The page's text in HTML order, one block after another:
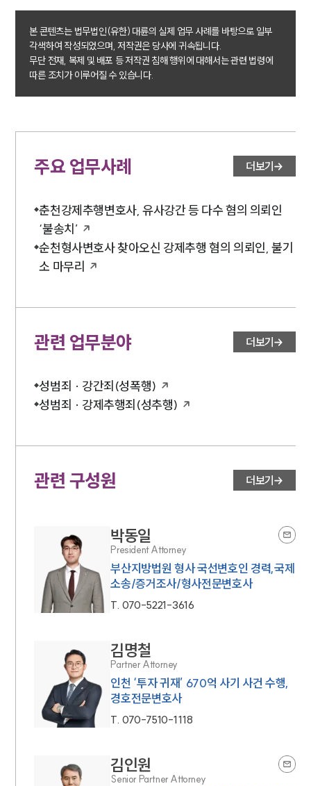
업무사례
형사 주요 업무사례
사례분석/최신동향
형사 법률정보
업무분야
형사그룹 업무
전체
구성원 소개
소식/자료
공지사항
법률 블로그
법률서식
대륜법률상담예약
본 콘텐츠는 법무법인(유한) 대륜의 실제 업무 사례를 바탕으로 일부
각색하여 작성되었으며, 저작권은 당사에 귀속됩니다.
무단 전재, 복제 및 배포 등 저작권 침해 행위에 대해서는 관련 법령에
따른 조치가 이루어질 수 있습니다.
주요 업무사례 더보기
춘천강제추행변호사, 유사강간 등 다수 혐의 의뢰인
‘불송치’
순천형사변호사 찾아오신 강제추행 혐의 의뢰인, 불기
소 마무리
관련 업무분야 더보기
성범죄 · 강간죄(성폭행)
성범죄 · 강제추행죄(성추행)
관련 구성원 더보기
박동일
President Attorney
부산지방법원 형사 국선변호인 경력,국제
소송/증거조사/형사전문변호사
T. 070-5221-3616
김명철
Partner Attorney
인천 ‘투자 귀재’ 670억 사기 사건 수행,
경호전문변호사
T. 070-7510-1118
김인원
Senior Partner Attorney